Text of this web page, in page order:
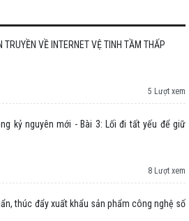
TRUYỀN VỀ INTERNET VỆ TINH TẦM THẤP
5 Lượt xem
kỷ nguyên mới - Bài 3: Lối đi tất yếu để giữ
8 Lượt xem
thúc đẩy xuất khẩu sản phẩm công nghệ số